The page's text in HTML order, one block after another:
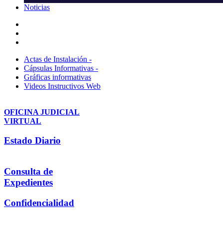
Noticias
Actas de Instalación -
Cápsulas Informativas -
Gráficas informativas
Videos Instructivos Web
OFICINA JUDICIAL
VIRTUAL
Estado Diario
Consulta de
Expedientes
Confidencialidad